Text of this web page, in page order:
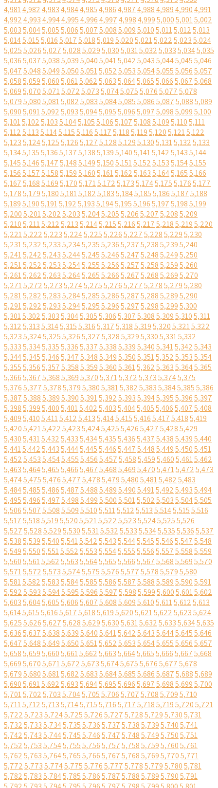
4,9814,9824,9834,9844,9854,9864,9874,9884,9894,9904,991
4,9924,9934,9944,9954,9964,9974,9984,9995,0005,0015,002
5,0035,0045,0055,0065,0075,0085,0095,0105,0115,0125,013
5,0145,0155,0165,0175,0185,0195,0205,0215,0225,0235,024
5,0255,0265,0275,0285,0295,0305,0315,0325,0335,0345,035
5,0365,0375,0385,0395,0405,0415,0425,0435,0445,0455,046
5,0475,0485,0495,0505,0515,0525,0535,0545,0555,0565,057
5,0585,0595,0605,0615,0625,0635,0645,0655,0665,0675,068
5,0695,0705,0715,0725,0735,0745,0755,0765,0775,078
5,0795,0805,0815,0825,0835,0845,0855,0865,0875,0885,089
5,0905,0915,0925,0935,0945,0955,0965,0975,0985,0995,100
5,1015,1025,1035,1045,1055,1065,1075,1085,1095,1105,111
5,1125,1135,1145,1155,1165,1175,1185,1195,1205,1215,122
5,1235,1245,1255,1265,1275,1285,1295,1305,1315,1325,133
5,1345,1355,1365,1375,1385,1395,1405,1415,1425,1435,144
5,1455,1465,1475,1485,1495,1505,1515,1525,1535,1545,155
5,1565,1575,1585,1595,1605,1615,1625,1635,1645,1655,166
5,1675,1685,1695,1705,1715,1725,1735,1745,1755,1765,177
5,1785,1795,1805,1815,1825,1835,1845,1855,1865,1875,188
5,1895,1905,1915,1925,1935,1945,1955,1965,1975,1985,199
5,2005,2015,2025,2035,2045,2055,2065,2075,2085,209
5,2105,2115,2125,2135,2145,2155,2165,2175,2185,2195,220
5,2215,2225,2235,2245,2255,2265,2275,2285,2295,230
5,2315,2325,2335,2345,2355,2365,2375,2385,2395,240
5,2415,2425,2435,2445,2455,2465,2475,2485,2495,250
5,2515,2525,2535,2545,2555,2565,2575,2585,2595,260
5,2615,2625,2635,2645,2655,2665,2675,2685,2695,270
5,2715,2725,2735,2745,2755,2765,2775,2785,2795,280
5,2815,2825,2835,2845,2855,2865,2875,2885,2895,290
5,2915,2925,2935,2945,2955,2965,2975,2985,2995,300
5,3015,3025,3035,3045,3055,3065,3075,3085,3095,3105,311
5,3125,3135,3145,3155,3165,3175,3185,3195,3205,3215,322
5,3235,3245,3255,3265,3275,3285,3295,3305,3315,332
5,3335,3345,3355,3365,3375,3385,3395,3405,3415,3425,343
5,3445,3455,3465,3475,3485,3495,3505,3515,3525,3535,354
5,3555,3565,3575,3585,3595,3605,3615,3625,3635,3645,365
5,3665,3675,3685,3695,3705,3715,3725,3735,3745,375
5,3765,3775,3785,3795,3805,3815,3825,3835,3845,3855,386
5,3875,3885,3895,3905,3915,3925,3935,3945,3955,3965,397
5,3985,3995,4005,4015,4025,4035,4045,4055,4065,4075,408
5,4095,4105,4115,4125,4135,4145,4155,4165,4175,4185,419
5,4205,4215,4225,4235,4245,4255,4265,4275,4285,429
5,4305,4315,4325,4335,4345,4355,4365,4375,4385,4395,440
5,4415,4425,4435,4445,4455,4465,4475,4485,4495,4505,451
5,4525,4535,4545,4555,4565,4575,4585,4595,4605,4615,462
5,4635,4645,4655,4665,4675,4685,4695,4705,4715,4725,473
5,4745,4755,4765,4775,4785,4795,4805,4815,4825,483
5,4845,4855,4865,4875,4885,4895,4905,4915,4925,4935,494
5,4955,4965,4975,4985,4995,5005,5015,5025,5035,5045,505
5,5065,5075,5085,5095,5105,5115,5125,5135,5145,5155,516
5,5175,5185,5195,5205,5215,5225,5235,5245,5255,526
5,5275,5285,5295,5305,5315,5325,5335,5345,5355,5365,537
5,5385,5395,5405,5415,5425,5435,5445,5455,5465,5475,548
5,5495,5505,5515,5525,5535,5545,5555,5565,5575,5585,559
5,5605,5615,5625,5635,5645,5655,5665,5675,5685,5695,570
5,5715,5725,5735,5745,5755,5765,5775,5785,5795,580
5,5815,5825,5835,5845,5855,5865,5875,5885,5895,5905,591
5,5925,5935,5945,5955,5965,5975,5985,5995,6005,6015,602
5,6035,6045,6055,6065,6075,6085,6095,6105,6115,6125,613
5,6145,6155,6165,6175,6185,6195,6205,6215,6225,6235,624
5,6255,6265,6275,6285,6295,6305,6315,6325,6335,6345,635
5,6365,6375,6385,6395,6405,6415,6425,6435,6445,6455,646
5,6475,6485,6495,6505,6515,6525,6535,6545,6555,6565,657
5,6585,6595,6605,6615,6625,6635,6645,6655,6665,6675,668
5,6695,6705,6715,6725,6735,6745,6755,6765,6775,678
5,6795,6805,6815,6825,6835,6845,6855,6865,6875,6885,689
5,6905,6915,6925,6935,6945,6955,6965,6975,6985,6995,700
5,7015,7025,7035,7045,7055,7065,7075,7085,7095,710
5,7115,7125,7135,7145,7155,7165,7175,7185,7195,7205,721
5,7225,7235,7245,7255,7265,7275,7285,7295,7305,731
5,7325,7335,7345,7355,7365,7375,7385,7395,7405,741
5,7425,7435,7445,7455,7465,7475,7485,7495,7505,751
5,7525,7535,7545,7555,7565,7575,7585,7595,7605,761
5,7625,7635,7645,7655,7665,7675,7685,7695,7705,771
5,7725,7735,7745,7755,7765,7775,7785,7795,7805,781
5,7825,7835,7845,7855,7865,7875,7885,7895,7905,791